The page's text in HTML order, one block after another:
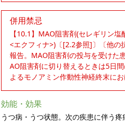
併用禁忌
【10.1】MAO阻害剤(セレギリン
<エクフィナ>)〔[2.2参照]〕〔他の
報告。MAO阻害剤の投与を受けた
AO阻害剤に切り替えるときは5日
よるモノアミン作動性神経終末に
効能・効果
うつ病・うつ状態。次の疾患に伴う